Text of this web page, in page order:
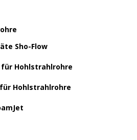
Sho-Flow
Hohlstrahlrohre
Hohlstrahlrohre